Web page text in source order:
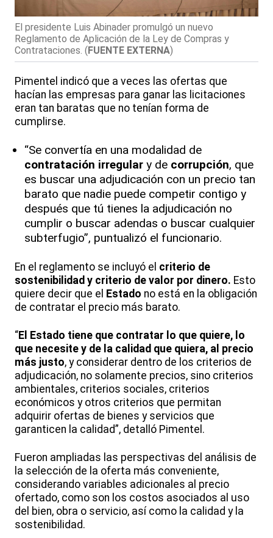
El presidente Luis Abinader promulgó un nuevo
Reglamento de Aplicación de la Ley de Compras y
Contrataciones. (FUENTE EXTERNA)
Pimentel indicó que a veces las ofertas que
hacían las empresas para ganar las licitaciones
eran tan baratas que no tenían forma de
cumplirse.
“Se convertía en una modalidad de
contratación irregular y de corrupción, que
es buscar una adjudicación con un precio tan
barato que nadie puede competir contigo y
después que tú tienes la adjudicación no
cumplir o buscar adendas o buscar cualquier
subterfugio”, puntualizó el funcionario.
En el reglamento se incluyó el criterio de
sostenibilidad y criterio de valor por dinero. Esto
quiere decir que el Estado no está en la obligación
de contratar el precio más barato.
“El Estado tiene que contratar lo que quiere, lo
que necesite y de la calidad que quiera, al precio
más justo, y considerar dentro de los criterios de
adjudicación, no solamente precios, sino criterios
ambientales, criterios sociales, criterios
económicos y otros criterios que permitan
adquirir ofertas de bienes y servicios que
garanticen la calidad”, detalló Pimentel.
Fueron ampliadas las perspectivas del análisis de
la selección de la oferta más conveniente,
considerando variables adicionales al precio
ofertado, como son los costos asociados al uso
del bien, obra o servicio, así como la calidad y la
sostenibilidad.